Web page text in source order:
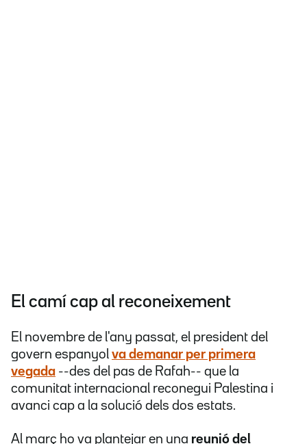
El camí cap al reconeixement
El novembre de l'any passat, el president del
govern espanyol va demanar per primera
vegada --des del pas de Rafah-- que la
comunitat internacional reconegui Palestina i
avanci cap a la solució dels dos estats.
Al març ho va plantejar en una reunió del